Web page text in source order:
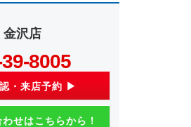
金沢店
8005
・来店予約 ▶
せはこちらから！